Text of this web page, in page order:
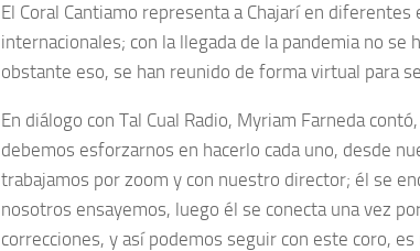
El Coral Cantiamo representa a Chajarí en
internacionales; con la llegada de la pandemia no
obstante eso, se han reunido de forma virtual para
En diálogo con Tal Cual Radio, Myriam Farneda
debemos esforzarnos en hacerlo cada uno, desde
trabajamos por zoom y con nuestro director; él se
nosotros ensayemos, luego él se conecta una vez
correcciones, y así podemos seguir con este coro,